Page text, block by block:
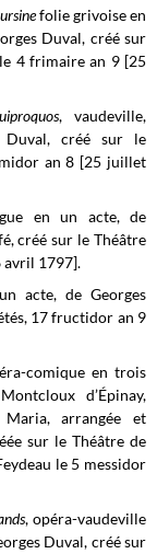
folie grivoise en
Duval, créé sur
4 frimaire an 9 [25
, vaudeville,
Duval, créé sur le
an 8 [25 juillet
en un acte, de
créé sur le Théâtre
avril 1797].
acte, de Georges
17 fructidor an 9
comique en trois
d’Épinay,
Maria, arrangée et
sur le Théâtre de
le 5 messidor
, opéra-vaudeville
Duval, créé sur